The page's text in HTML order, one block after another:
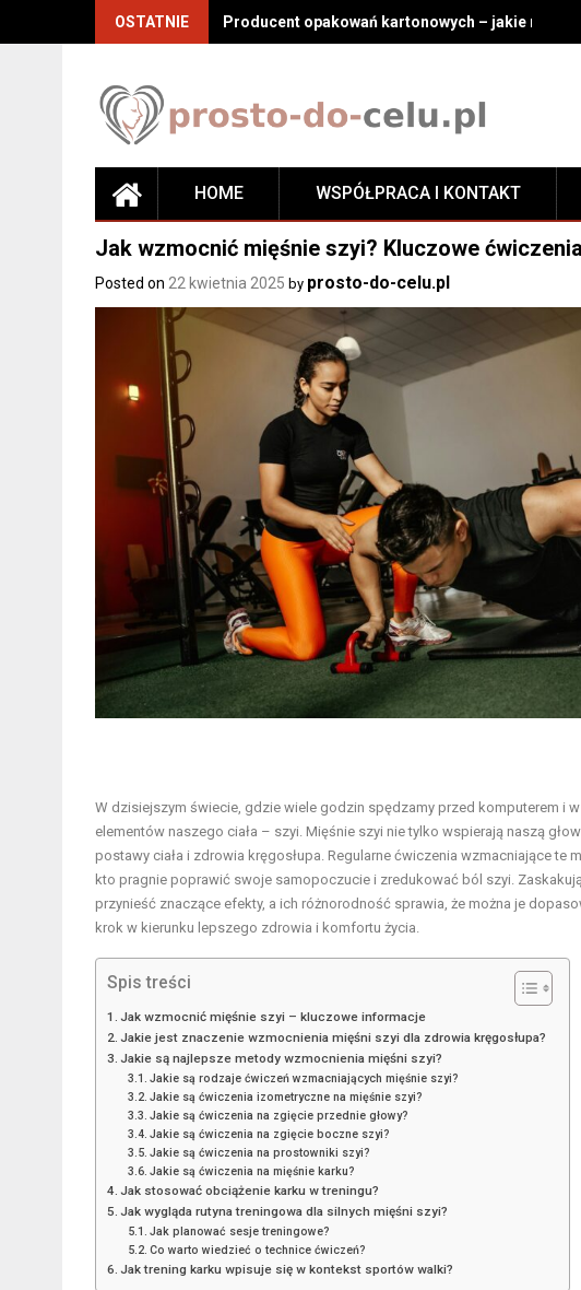
OSTATNIE Producent opakowań kartonowych – jakie
HOME WSPÓŁPRACA I KONTAKT
Jak wzmocnić mięśnie szyi? Kluczowe
Posted on 22 kwietnia 2025 by prosto-do-celu.pl
W dzisiejszym świecie, gdzie wiele godzin spędzamy przed komputerem i
elementów naszego ciała – szyi. Mięśnie szyi nie tylko wspierają naszą
postawy ciała i zdrowia kręgosłupa. Regularne ćwiczenia wzmacniające
kto pragnie poprawić swoje samopoczucie i zredukować ból szyi.
przynieść znaczące efekty, a ich różnorodność sprawia, że można je
krok w kierunku lepszego zdrowia i komfortu życia.
Spis treści
Jak wzmocnić mięśnie szyi – kluczowe informacje
Jakie jest znaczenie wzmocnienia mięśni szyi dla zdrowia kręgosłupa?
Jakie są najlepsze metody wzmocnienia mięśni szyi?
Jakie są rodzaje ćwiczeń wzmacniających mięśnie szyi?
Jakie są ćwiczenia izometryczne na mięśnie szyi?
Jakie są ćwiczenia na zgięcie przednie głowy?
Jakie są ćwiczenia na zgięcie boczne szyi?
Jakie są ćwiczenia na prostowniki szyi?
Jakie są ćwiczenia na mięśnie karku?
Jak stosować obciążenie karku w treningu?
Jak wygląda rutyna treningowa dla silnych mięśni szyi?
Jak planować sesje treningowe?
Co warto wiedzieć o technice ćwiczeń?
Jak trening karku wpisuje się w kontekst sportów walki?